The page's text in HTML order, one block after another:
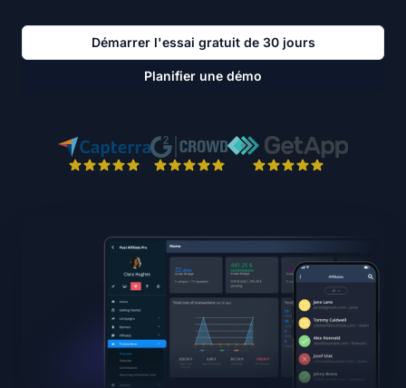
Démarrer l'essai gratuit de 30 jours
Planifier une démo